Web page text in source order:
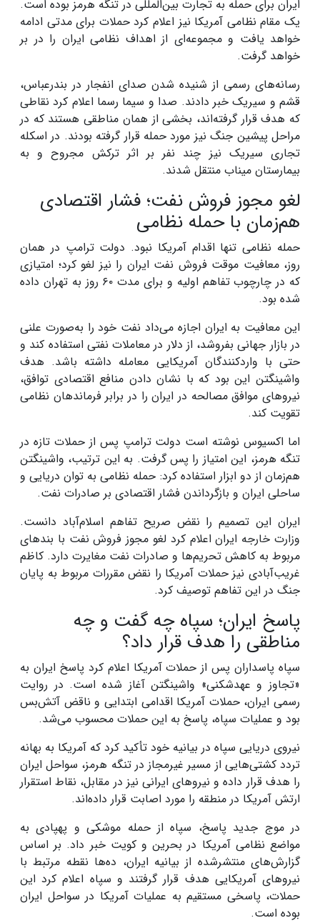
ایران برای حمله به تجارت بین‌المللی در تنگه هرمز بوده است.
یک مقام نظامی آمریکا نیز اعلام کرد حملات برای مدتی ادامه
خواهد یافت و مجموعه‌ای از اهداف نظامی ایران را در بر
خواهد گرفت.
رسانه‌های رسمی از شنیده شدن صدای انفجار در بندرعباس،
قشم و سیریک خبر دادند. صدا و سیما رسما اعلام کرد نقاطی
که هدف قرار گرفته‌اند، بخشی از همان مناطقی هستند که در
مراحل پیشین جنگ نیز مورد حمله قرار گرفته بودند. در اسکله
تجاری سیریک نیز چند نفر بر اثر ترکش مجروح و به
بیمارستان میناب منتقل شدند.
لغو مجوز فروش نفت؛ فشار اقتصادی
هم‌زمان با حمله نظامی
حمله نظامی تنها اقدام آمریکا نبود. دولت ترامپ در همان
روز، معافیت موقت فروش نفت ایران را نیز لغو کرد؛ امتیازی
که در چارچوب تفاهم اولیه و برای مدت ۶۰ روز به تهران داده
شده بود.
این معافیت به ایران اجازه می‌داد نفت خود را به‌صورت علنی
در بازار جهانی بفروشد، از دلار در معاملات نفتی استفاده کند و
حتی با واردکنندگان آمریکایی معامله داشته باشد. هدف
واشینگتن این بود که با نشان دادن منافع اقتصادی توافق،
نیروهای موافق مصالحه در ایران را در برابر فرماندهان نظامی
تقویت کند.
اما اکسیوس نوشته است دولت ترامپ پس از حملات تازه در
تنگه هرمز، این امتیاز را پس گرفت. به این ترتیب، واشینگتن
هم‌زمان از دو ابزار استفاده کرد: حمله نظامی به توان دریایی و
ساحلی ایران و بازگرداندن فشار اقتصادی بر صادرات نفت.
ایران این تصمیم را نقض صریح تفاهم اسلام‌آباد دانست.
وزارت خارجه ایران اعلام کرد لغو مجوز فروش نفت با بندهای
مربوط به کاهش تحریم‌ها و صادرات نفت مغایرت دارد. کاظم
غریب‌آبادی نیز حملات آمریکا را نقض مقررات مربوط به پایان
جنگ در این تفاهم توصیف کرد.
پاسخ ایران؛ سپاه چه گفت و چه
مناطقی را هدف قرار داد؟
سپاه پاسداران پس از حملات آمریکا اعلام کرد پاسخ ایران به
«تجاوز و عهدشکنی» واشینگتن آغاز شده است. در روایت
رسمی ایران، حملات آمریکا اقدامی ابتدایی و ناقض آتش‌بس
بود و عملیات سپاه، پاسخ به این حملات محسوب می‌شد.
نیروی دریایی سپاه در بیانیه خود تأکید کرد که آمریکا به بهانه
تردد کشتی‌هایی از مسیر غیرمجاز در تنگه هرمز، سواحل ایران
را هدف قرار داده و نیروهای ایرانی نیز در مقابل، نقاط استقرار
ارتش آمریکا در منطقه را مورد اصابت قرار داده‌اند.
در موج جدید پاسخ، سپاه از حمله موشکی و پهپادی به
مواضع نظامی آمریکا در بحرین و کویت خبر داد. بر اساس
گزارش‌های منتشرشده از بیانیه ایران، ده‌ها نقطه مرتبط با
نیروهای آمریکایی هدف قرار گرفتند و سپاه اعلام کرد این
حملات، پاسخی مستقیم به عملیات آمریکا در سواحل ایران
بوده است.